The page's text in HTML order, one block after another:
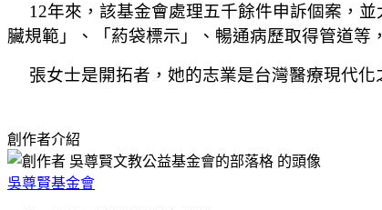
12年來，該基金會處理五千餘件申訴個案，
臟規範」、「葯袋標示」、暢通病歷取得管道等
張女士是開拓者，她的志業是台灣醫療現代
創作者介紹
吳尊賢基金會